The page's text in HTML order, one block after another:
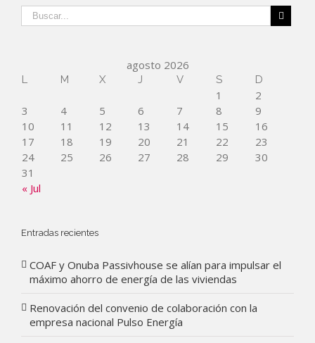
agosto 2026
L M X J V S D
« Jul
1
2
3
4 5 6 7 8
9
10
11 12 13 14 15
16
17
18 19 20 21 22
23
24
25 26 27 28 29
30
31
Entradas recientes
COAF y Onuba Passivhouse se alían para impulsar el
máximo ahorro de energía de las viviendas
Renovación del convenio de colaboración con la
empresa nacional Pulso Energía